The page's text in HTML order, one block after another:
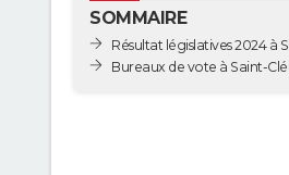
SOMMAIRE
Résultat législatives 2024 à
Bureaux de vote à